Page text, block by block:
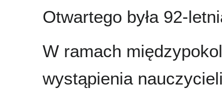
Otwartego była 92-
W ramach
wystąpienia